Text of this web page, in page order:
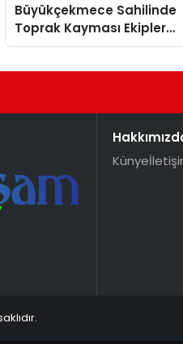
Büyükçekmece Sahilinde
Toprak Kayması Ekipler
Harekete Geçti
Künye